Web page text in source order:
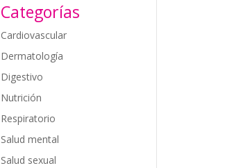
Categorías
Cardiovascular
Dermatología
Digestivo
Nutrición
Respiratorio
Salud mental
Salud sexual